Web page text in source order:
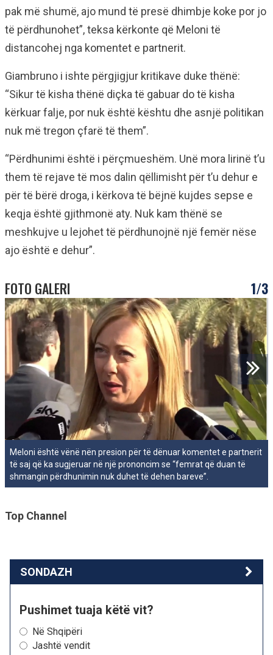
pak më shumë, ajo mund të presë dhimbje koke por jo
të përdhunohet”, teksa kërkonte që Meloni të
distancohej nga komentet e partnerit.
Giambruno i ishte përgjigjur kritikave duke thënë:
“Sikur të kisha thënë diçka të gabuar do të kisha
kërkuar falje, por nuk është kështu dhe asnjë politikan
nuk më tregon çfarë të them”.
“Përdhunimi është i përçmueshëm. Unë mora lirinë t’u
them të rejave të mos dalin qëllimisht për t’u dehur e
për të bërë droga, i kërkova të bëjnë kujdes sepse e
keqja është gjithmonë aty. Nuk kam thënë se
meshkujve u lejohet të përdhunojnë një femër nëse
ajo është e dehur”.
FOTO GALERI 1/3
Meloni është vënë nën presion për të dënuar komentet e partnerit
të saj që ka sugjeruar në një prononcim se “femrat që duan të
shmangin përdhunimin nuk duhet të dehen bareve”.
Top Channel
SONDAZH
Pushimet tuaja këtë vit?
Në Shqipëri
Jashtë vendit